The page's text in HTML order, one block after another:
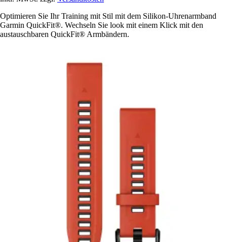
Optimieren Sie Ihr Training mit Stil mit dem Silikon-Uhrenarmband
Garmin QuickFit®. Wechseln Sie look mit einem Klick mit den
austauschbaren QuickFit® Armbändern.